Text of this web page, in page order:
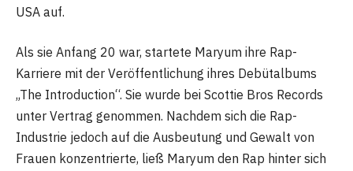
USA auf.
Als sie Anfang 20 war, startete Maryum ihre Rap-
Karriere mit der Veröffentlichung ihres Debütalbums
„The Introduction“. Sie wurde bei Scottie Bros Records
unter Vertrag genommen. Nachdem sich die Rap-
Industrie jedoch auf die Ausbeutung und Gewalt von
Frauen konzentrierte, ließ Maryum den Rap hinter sich